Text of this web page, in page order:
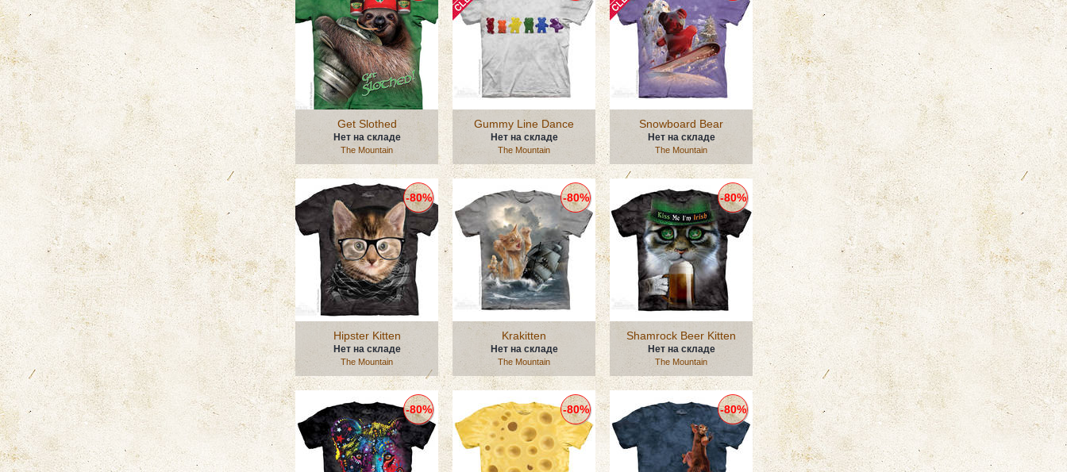
Get Slothed
Нет на складе
The Mountain
Gummy Line Dance
Нет на складе
The Mountain
Snowboard Bear
Нет на складе
The Mountain
Hipster Kitten
Нет на складе
The Mountain
-80%
Krakitten
Нет на складе
The Mountain
-80%
Shamrock Beer Kitten
Нет на складе
The Mountain
-80%
-80% -80% -80%